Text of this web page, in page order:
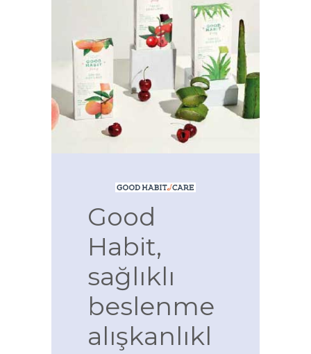
Good
Habit,
sağlıklı
beslenme
alışkanlıkl